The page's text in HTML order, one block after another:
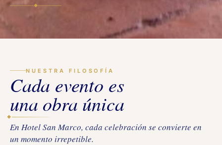
◆
NUESTRA FILOSOFÍA
Cada evento es
una obra única
◆
En Hotel San Marco, cada celebración se convierte en
un momento irrepetible.